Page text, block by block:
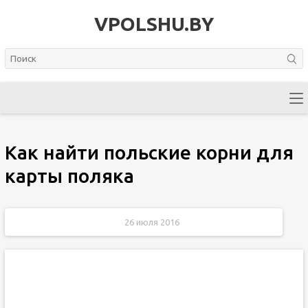
VPOLSHU.BY
Как найти польские корни для
карты поляка
26 июля 2016